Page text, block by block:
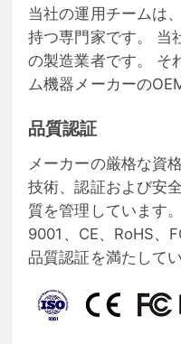
当社の運用チームは
持つ専門家です。 当
の製造業者です。 そ
ム機器メーカーの
品質認証
メーカーの厳格な資
技術、認証および安
質を管理しています
9001、CE、RoHS、
品質認証を満たしてい